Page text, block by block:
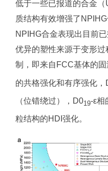
低于一些已报道的合金
质结构有效增强了
NPIHG合金表现出目前
优异的塑性来源于变形
制，即来自FCC基体的
的共格强化和有序强化，
（位错绕过），D019-ε相
粒结构的HDI强化。